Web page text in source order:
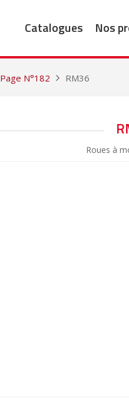
Catalogues Nos
Page N°182 RM36
Roues à